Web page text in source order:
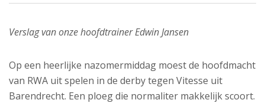
Verslag van onze hoofdtrainer Edwin Jansen
Op een heerlijke nazomermiddag moest de hoofdmacht
van RWA uit spelen in de derby tegen Vitesse uit
Barendrecht. Een ploeg die normaliter makkelijk scoort.